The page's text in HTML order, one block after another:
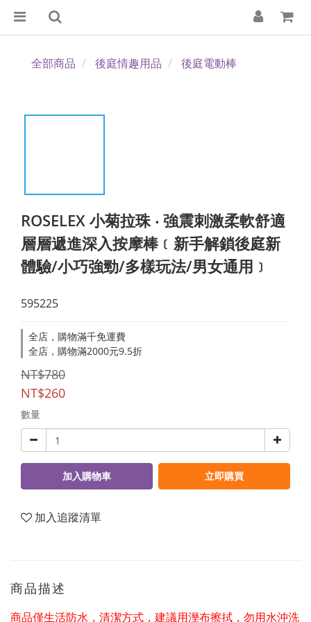
全部商品 後庭情趣用品 後庭電動棒
ROSELEX 小菊拉珠 ‧ 強震刺激柔軟舒適
層層遞進深入按摩棒﹝新手解鎖後庭新
體驗/小巧強勁/多樣玩法/男女通用﹞
595225
全店，購物滿千免運費
全店，購物滿2000元9.5折
NT$780
NT$260
數量
加入購物車 立即購買
加入追蹤清單
商品描述
商品僅生活防水，清潔方式，建議用溼布擦拭，勿用水沖洗